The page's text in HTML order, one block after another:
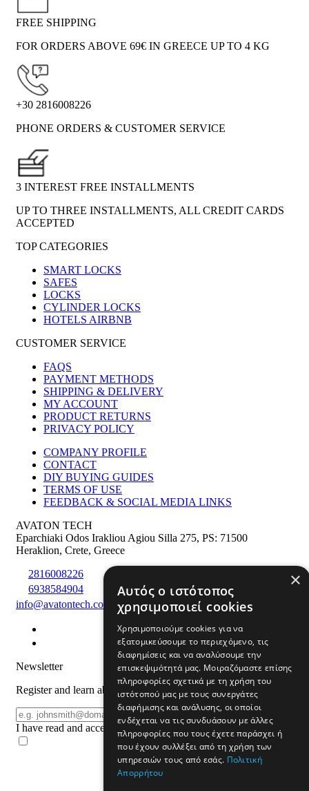
FREE SHIPPING
FOR ORDERS ABOVE 69€ IN GREECE UP TO 4 KG
+30 2816008226
PHONE ORDERS & CUSTOMER SERVICE
3 INTEREST FREE INSTALLMENTS
UP TO THREE INSTALLMENTS, ALL CREDIT CARDS
ACCEPTED
TOP CATEGORIES
SMART LOCKS
SAFES
LOCKS
CYLINDER LOCKS
HOTELS AIRBNB
CUSTOMER SERVICE
FAQS
PAYMENT METHODS
SHIPPING & DELIVERY
MY ACCOUNT
PRODUCT RETURNS
PRIVACY POLICY
COMPANY PROFILE
CONTACT
DIY BUYING GUIDES
TERMS OF USE
FEEDBACK & SOCIAL MEDIA LINKS
AVATON TECH
Eparchiaki Odos Irakliou Agiou Silla 275, PS: 71500
Heraklion, Crete, Greece
2816008226
6938584904
info@avatontech.com
Newsletter
Register and learn about products and offers
Email
REGISTER
I have read and accept the terms of use
×
Αυτός ο ιστότοπος
χρησιμοποιεί cookies
Χρησιμοποιούμε cookies για να
εξατομικεύσουμε το περιεχόμενο, τις
διαφημίσεις και να αναλύσουμε την
επισκεψιμότητά μας. Μοιραζόμαστε επίσης
πληροφορίες σχετικά με τη χρήση του
ιστότοπού μας με τους συνεργάτες
διαφήμισης και ανάλυσης, οι οποίοι
ενδέχεται να τις συνδυάσουν με άλλες
πληροφορίες που τους έχετε παράσχει ή
που έχουν συλλέξει από τη χρήση των
υπηρεσιών τους από εσάς. Πολιτική
Απορρήτου